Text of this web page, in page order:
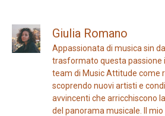
Giulia Romano
Appassionata di musica sin
trasformato questa passione
team di Music Attitude come
scoprendo nuovi artisti e
avvincenti che arricchiscono
del panorama musicale. Il